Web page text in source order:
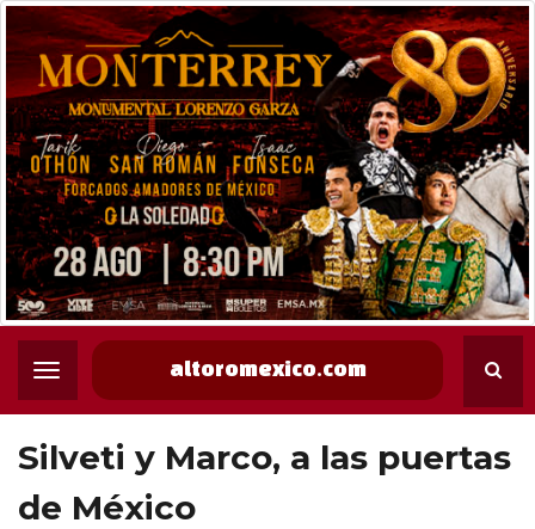
altoromexico.com
Silveti y Marco, a las puertas
de México